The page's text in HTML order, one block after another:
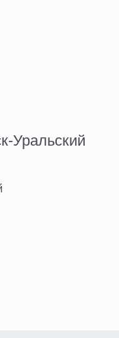
Уральский